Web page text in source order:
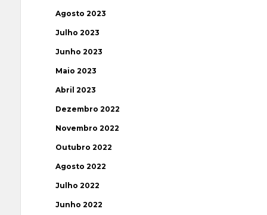
Agosto 2023
Julho 2023
Junho 2023
Maio 2023
Abril 2023
Dezembro 2022
Novembro 2022
Outubro 2022
Agosto 2022
Julho 2022
Junho 2022